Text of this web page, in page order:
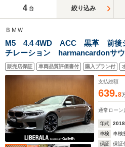
4 台 絞り込み
ＢＭＷ
M5 4.4 4WD ACC 黒革 前後
チレーション harmancardonサ
TV 360° HUD ジェスチャーコ
ンチAW コンフォートアクセス
プラス ドラレコ
販売店保証 車両品質評価書付 購入プラン付
支払総額
639.8
通常ローン
年式 2018
車検
車検
保証
保証